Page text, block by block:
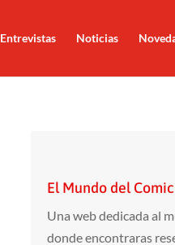
Entrevistas Noticias
El Mundo del Comic
Una web dedicada al
donde encontraras